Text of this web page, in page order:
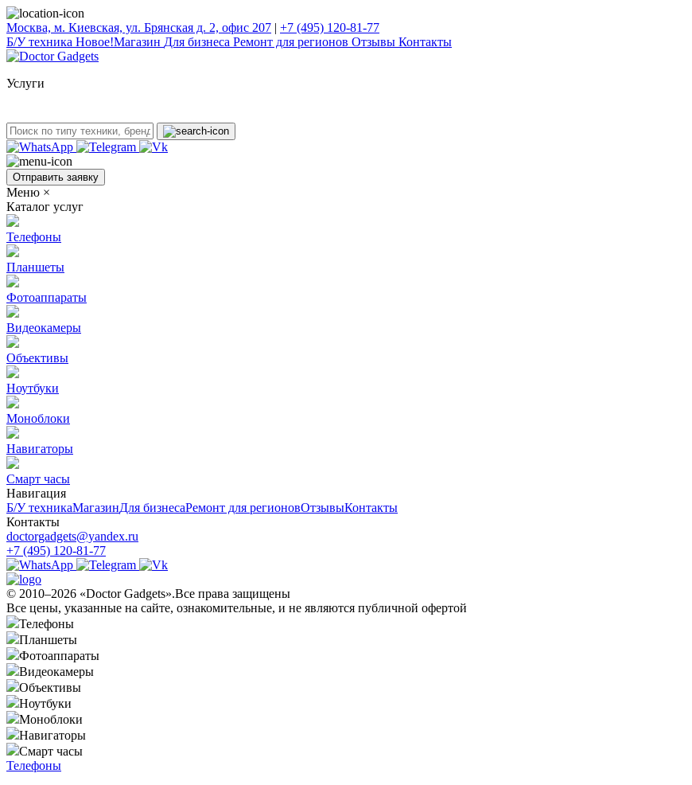
Москва, м. Киевская, ул. Брянская д. 2, офис 207 | +7 (495) 120-81-77
Б/У техникa Новое!Магазин Для бизнеса Ремонт для регионов Отзывы Контакты
Услуги
Отправить заявку
Меню ×
Каталог услуг
Телефоны
Планшеты
Фотоаппараты
Видеокамеры
Объективы
Ноутбуки
Моноблоки
Навигаторы
Смарт часы
Навигация
Б/У техникaМагазинДля бизнесаРемонт для регионовОтзывыКонтакты
Контакты
doctorgadgets@yandex.ru
+7 (495) 120-81-77
© 2010–2026 «Doctor Gadgets».Все права защищены
Все цены, указанные на сайте, ознакомительные, и не являются публичной офертой
Телефоны
Планшеты
Фотоаппараты
Видеокамеры
Объективы
Ноутбуки
Моноблоки
Навигаторы
Смарт часы
Телефоны